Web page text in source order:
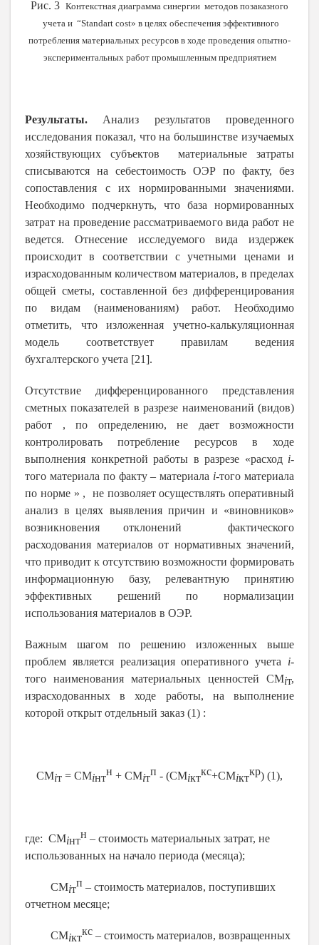
Рис. 3 Контекстная диаграмма синергии методов позаказного
учета и “Standart cost» в целях обеспечения эффективного
потребления материальных ресурсов в ходе проведения опытно-
экспериментальных работ промышленным предприятием
Результаты. Анализ результатов
проведенного
исследования показал, что на большинстве изучаемых
хозяйствующих субъектов материальные затраты
списываются на себестоимость ОЭР по факту, без
сопоставления с их нормированными значениями.
Необходимо подчеркнуть, что база нормированных
затрат на проведение рассматриваемого вида работ не
ведется. Отнесение исследуемого вида издержек
происходит в соответствии с учетными ценами и
израсходованным количеством материалов, в пределах
общей сметы, составленной без дифференцирования
по видам (наименованиям) работ. Необходимо
отметить, что изложенная учетно-калькуляционная
модель соответствует правилам ведения
бухгалтерского учета [21].
Отсутствие дифференцированного представления
сметных показателей в разрезе наименований (видов)
работ , по определению, не дает возможности
контролировать потребление ресурсов в ходе
выполнения конкретной работы в разрезе «расход i-
того материала по факту – материала i-того материала
по норме » , не позволяет осуществлять оперативный
анализ в целях выявления причин и «виновников»
возникновения отклонений фактического
расходования материалов от нормативных значений,
что приводит к отсутствию возможности формировать
информационную базу, релевантную принятию
эффективных решений по нормализации
использования материалов в ОЭР.
Важным шагом по решению изложенных выше
проблем является реализация оперативного учета i-
того наименования материальных ценностей СМiт,
израсходованных в ходе работы, на выполнение
которой открыт отдельный заказ (1) :
СМiт = СМiнт
н + СМiт
п - (СМiкт
кс+СМiкт
кр) (1),
где: СМiнт
н – стоимость материальных затрат, не
использованных на начало периода (месяца);
СМiт
п – стоимость материалов, поступивших
отчетном месяце;
СМiкт
кс – стоимость материалов, возвращенных